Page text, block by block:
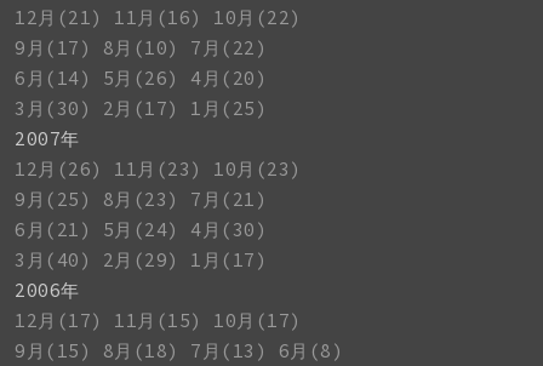
12月(21)
11月(16)
10月(22)
9月(17)
8月(10)
7月(22)
6月(14)
5月(26)
4月(20)
3月(30)
2月(17)
1月(25)
2007年
12月(26)
11月(23)
10月(23)
9月(25)
8月(23)
7月(21)
6月(21)
5月(24)
4月(30)
3月(40)
2月(29)
1月(17)
2006年
12月(17)
11月(15)
10月(17)
9月(15)
8月(18) 7月(13) 6月(8)